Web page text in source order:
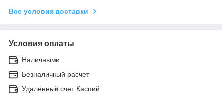
Все условия доставки
Условия оплаты
Наличными
Безналичный расчет
Удалённый счет Каспий